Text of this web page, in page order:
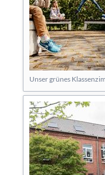
Unser grünes